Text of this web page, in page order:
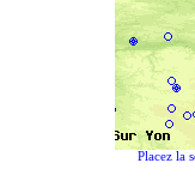
Placez la